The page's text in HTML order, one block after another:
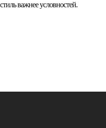
важнее условностей.